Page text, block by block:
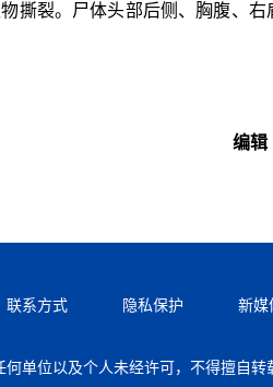
撕裂。尸体头部后侧、胸腹、右
编辑
联系方式 隐私保护 新媒
单位以及个人未经许可，不得擅自转